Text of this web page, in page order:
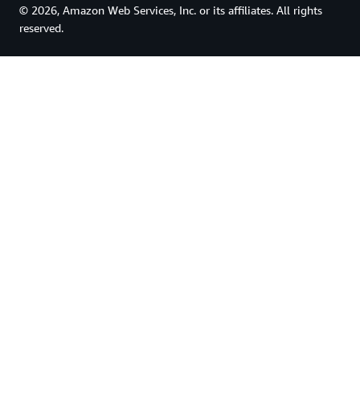
© 2026, Amazon Web Services, Inc. or its affiliates. All rights
reserved.